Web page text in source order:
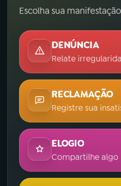
Escolha sua
DENÚNCIA
Relate
RECLAMAÇÃO
Registre sua
ELOGIO
Compartilhe algo